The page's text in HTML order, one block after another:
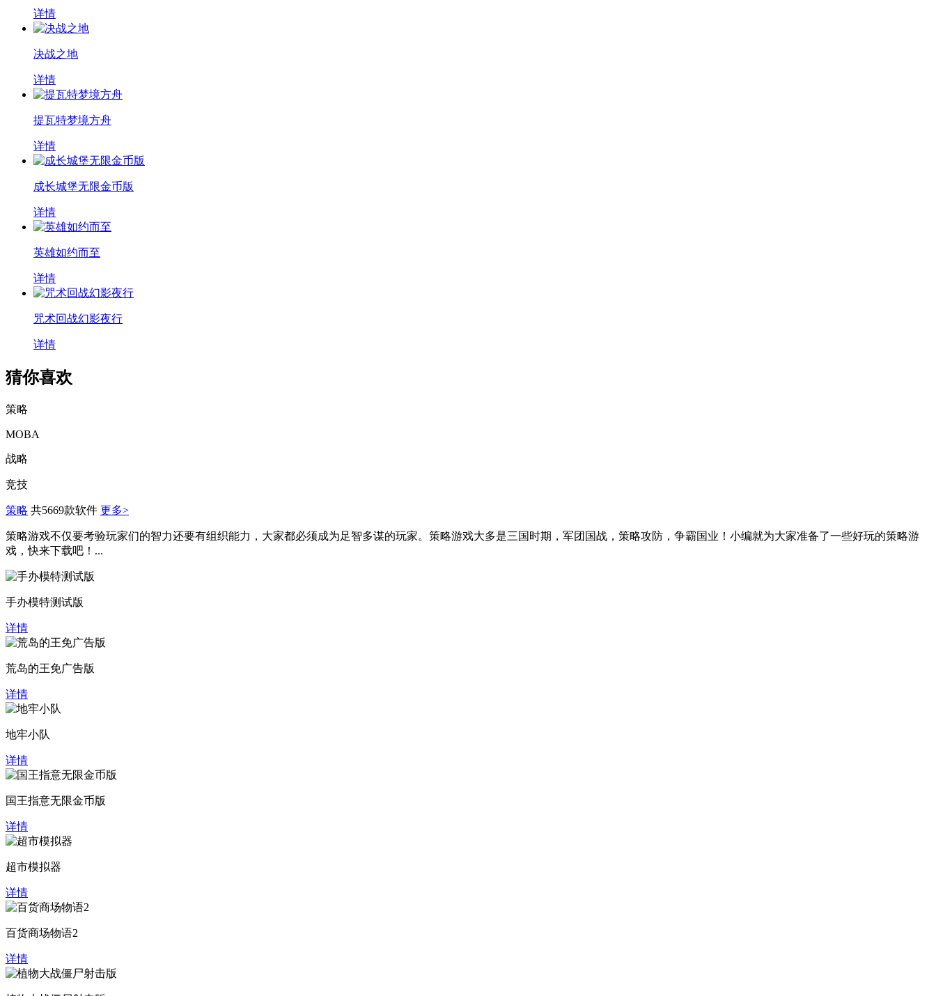
详情
决战之地
详情
提瓦特梦境方舟
详情
成长城堡无限金币版
详情
英雄如约而至
详情
咒术回战幻影夜行
详情
猜你喜欢
策略
MOBA
战略
竞技
策略 共5669款软件 更多>
策略游戏不仅要考验玩家们的智力还要有组织能力，大家都必须成为足智多谋的玩家。策略游戏大多是三国时期，军团国战，策略攻防，争霸国业！小编就为大家准备了一些好玩的策略游
戏，快来下载吧！...
手办模特测试版
详情
荒岛的王免广告版
详情
地牢小队
详情
国王指意无限金币版
详情
超市模拟器
详情
百货商场物语2
详情